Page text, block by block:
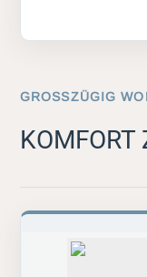
GROSSZÜGIG
KOMFORT